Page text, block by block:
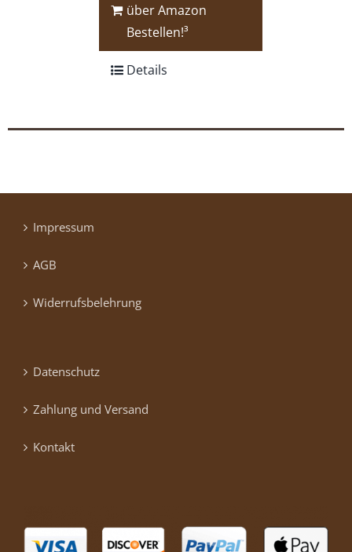
über Amazon
Bestellen!³
Details
Impressum
AGB
Widerrufsbelehrung
Datenschutz
Zahlung und Versand
Kontakt